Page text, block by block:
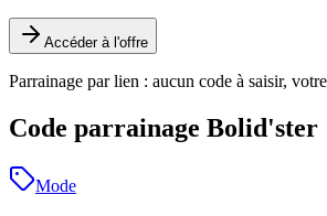
Accéder à l'offre
Parrainage par lien : aucun code à saisir,
Code parrainage Bolid'ster
Mode